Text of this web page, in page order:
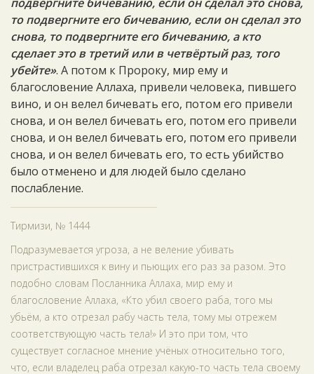
то подвергните его бичеванию, если он сделал это
снова, то подвергните его бичеванию, а кто
сделает это в третий или в четвёртый раз, того
убейте». А потом к Пророку, мир ему и
благословение Аллаха, привели человека, пившего
вино, и он велел бичевать его, потом его привели
снова, и он велел бичевать его, потом его привели
снова, и он велел бичевать его, потом его привели
снова, и он велел бичевать его, то есть убийство
было отменено и для людей было сделано
послабление.
Тирмизи, № 1444
Подразумевается угроза, а не веление убивать
пристрастившихся к вину и пьющих его раз за разом. Это
подобно словам Посланника Аллаха, мир ему и
благословение Аллаха, «Кто убил своего раба, того мы
убьём, а кто отрезал рабу часть тела, тому мы отрежем
соответствующую часть тела!» И это при том, что
существует согласное мнение учёных относительно того,
что, если владелец раба отрезал какую-то часть тела своему